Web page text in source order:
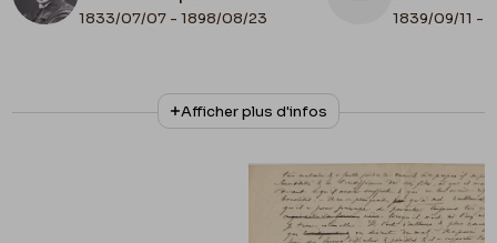
1833/07/07 - 1898/08/23 1839/09/11 -
N° d'inventaire
II/6655/468/74
Collationnage
Autographe
Belgique, Bruxelles, Bibliothèque royale de
Belgique, Cabinet des Manuscrits
Afficher plus d'infos